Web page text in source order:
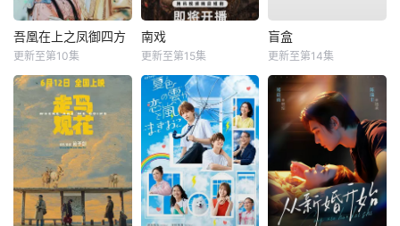
吾凰在上之凤御四方
更新至第10集
南戏
更新至第15集
盲盒
更新至第14集